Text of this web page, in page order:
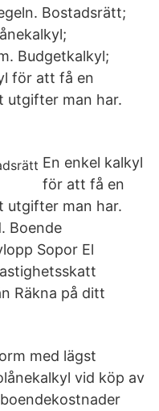
Bostadsrätt;
Budgetkalkyl;
för att få en
utgifter man har.
En enkel kalkyl
för att få en
utgifter man har.
Boende
Sopor El
Räkna på ditt
med lägst
vid köp av